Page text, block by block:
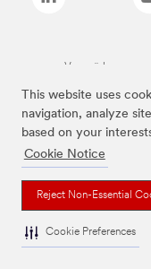
This website uses
navigation, analyze
based on your
Cookie Notice
Reject Non-Essential
Cookie Preferences
Varumärken som